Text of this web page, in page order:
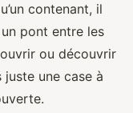
contenant, il
pont entre les
ou découvrir
juste une case à